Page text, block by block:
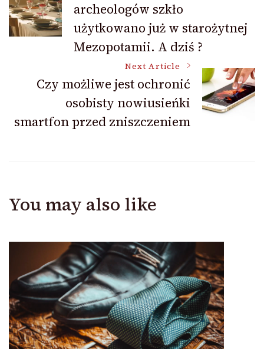
Navigation
archeologów szkło
użytkowano już w starożytnej
Mezopotamii. A dziś ?
Next Article
Czy możliwe jest ochronić
osobisty nowiusieńki
smartfon przed zniszczeniem
You may also like